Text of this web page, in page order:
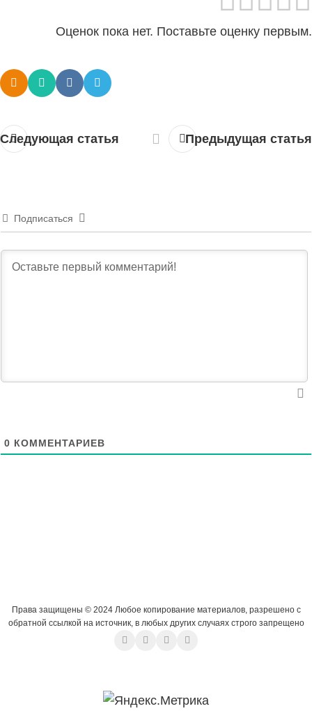
Оценок пока нет. Поставьте оценку первым.
Следующая статья Предыдущая статья
Подписаться
0 КОММЕНТАРИЕВ
Права защищены © 2024 Любое копирование материалов, разрешено с
обратной ссылкой на источник, в любых других случаях строго запрещено